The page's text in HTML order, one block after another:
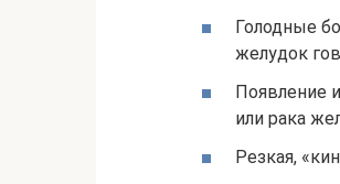
Голодные
желудок
Появление
или рака
Резкая,